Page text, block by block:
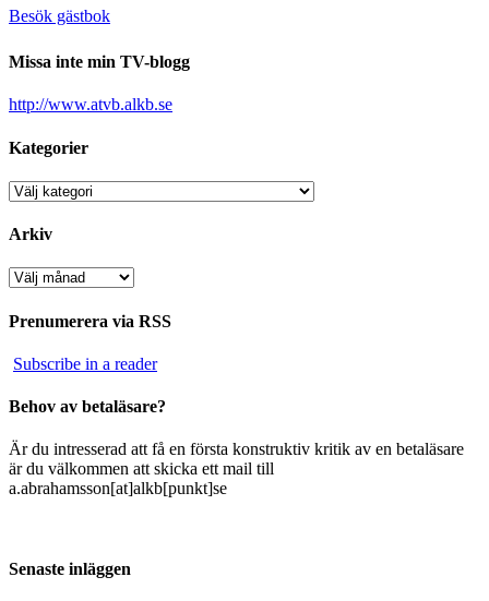
Besök gästbok
Missa inte min TV-blogg
http://www.atvb.alkb.se
Kategorier
Kategorier
Arkiv
Arkiv
Prenumerera via RSS
Subscribe in a reader
Behov av betaläsare?
Är du intresserad att få en första konstruktiv kritik av en betaläsare
är du välkommen att skicka ett mail till
a.abrahamsson[at]alkb[punkt]se
Senaste inläggen